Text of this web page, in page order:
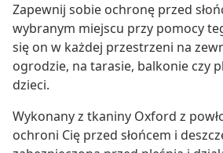
Zapewnij sobie ochronę przed
wybranym miejscu przy pomocy
się on w każdej przestrzeni na
ogrodzie, na tarasie, balkonie czy
dzieci.
Wykonany z tkaniny Oxford z
ochroni Cię przed słońcem i